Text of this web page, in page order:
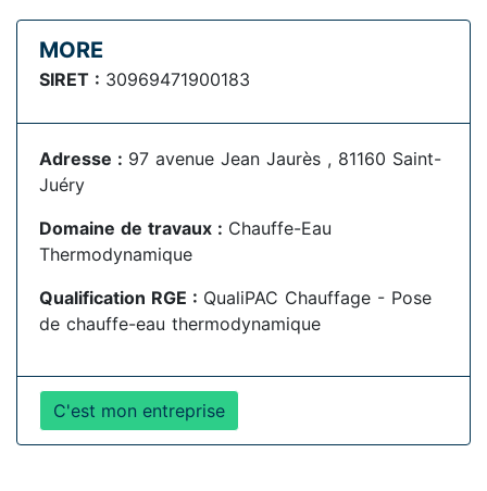
MORE
SIRET : 30969471900183
Adresse : 97 avenue Jean Jaurès , 81160 Saint-
Juéry
Domaine de travaux : Chauffe-Eau
Thermodynamique
Qualification RGE : QualiPAC Chauffage - Pose
de chauffe-eau thermodynamique
C'est mon entreprise